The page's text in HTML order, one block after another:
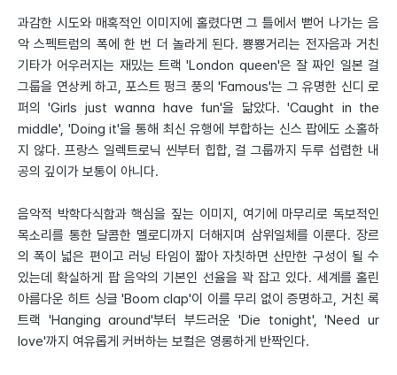
과감한 시도와 매혹적인 이미지에 홀렸다면 그 틀에서 뻗어 나가는 음
악 스펙트럼의 폭에 한 번 더 놀라게 된다. 뿅뿅거리는 전자음과 거친
기타가 어우러지는 재밌는 트랙 'London queen'은 잘 짜인 일본 걸
그룹을 연상케 하고, 포스트 펑크 풍의 'Famous'는 그 유명한 신디 로
퍼의 'Girls just wanna have fun'을 닮았다. 'Caught in the
middle', 'Doing it'을 통해 최신 유행에 부합하는 신스 팝에도 소홀하
지 않다. 프랑스 일렉트로닉 씬부터 힙합, 걸 그룹까지 두루 섭렵한 내
공의 깊이가 보통이 아니다.
음악적 박학다식함과 핵심을 짚는 이미지, 여기에 마무리로 독보적인
목소리를 통한 달콤한 멜로디까지 더해지며 삼위일체를 이룬다. 장르
의 폭이 넓은 편이고 러닝 타임이 짧아 자칫하면 산만한 구성이 될 수
있는데 확실하게 팝 음악의 기본인 선율을 꽉 잡고 있다. 세계를 홀린
아름다운 히트 싱글 'Boom clap'이 이를 무리 없이 증명하고, 거친 록
트랙 'Hanging around'부터 부드러운 'Die tonight', 'Need ur
love'까지 여유롭게 커버하는 보컬은 영롱하게 반짝인다.